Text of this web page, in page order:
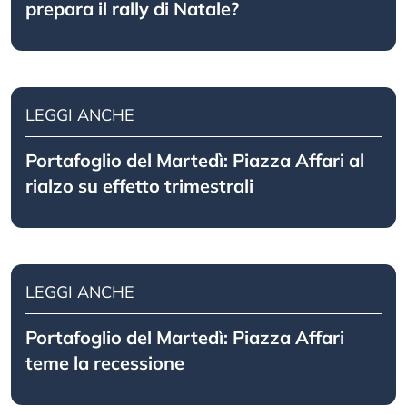
prepara il rally di Natale?
LEGGI ANCHE
Portafoglio del Martedì: Piazza Affari al
rialzo su effetto trimestrali
LEGGI ANCHE
Portafoglio del Martedì: Piazza Affari
teme la recessione